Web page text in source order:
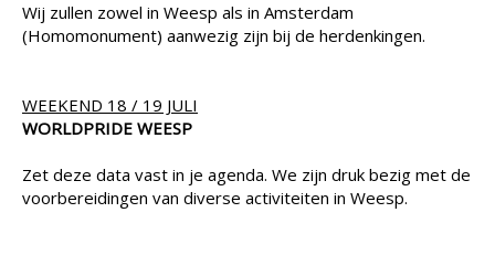
Wij zullen zowel in Weesp als in Amsterdam
(Homomonument) aanwezig zijn bij de herdenkingen.
WEEKEND 18 / 19 JULI
WORLDPRIDE WEESP
Zet deze data vast in je agenda. We zijn druk bezig met de
voorbereidingen van diverse activiteiten in Weesp.